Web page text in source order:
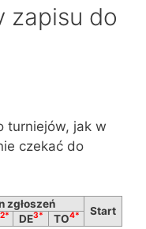
zapisu do
turniejów, jak w
czekać do
zgłoszeń
Start
2* DE3* TO4*